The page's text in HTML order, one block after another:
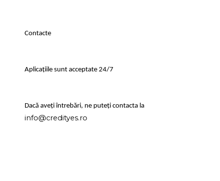
Contacte
Aplicațiile sunt acceptate 24/7
Dacă aveți întrebări, ne puteți contacta la
info@credityes.ro